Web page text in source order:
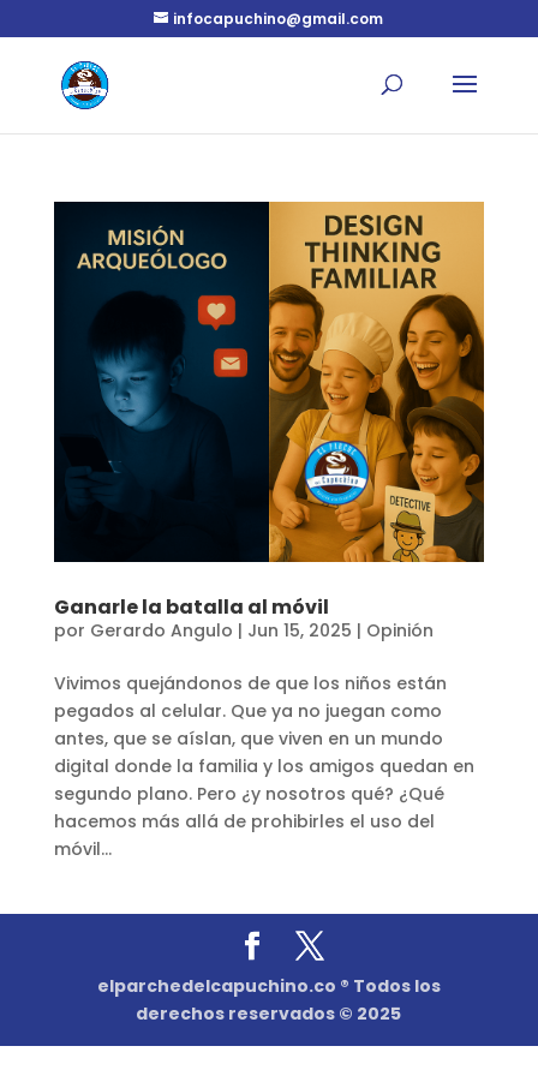
infocapuchino@gmail.com
Ganarle la batalla al móvil
por Gerardo Angulo | Jun 15, 2025 | Opinión
Vivimos quejándonos de que los niños están
pegados al celular. Que ya no juegan como
antes, que se aíslan, que viven en un mundo
digital donde la familia y los amigos quedan en
segundo plano. Pero ¿y nosotros qué? ¿Qué
hacemos más allá de prohibirles el uso del
móvil...
elparchedelcapuchino.co ® Todos los
derechos reservados © 2025